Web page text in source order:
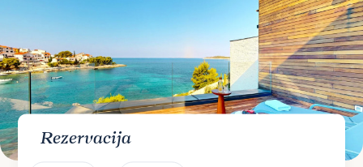
Rezervacija